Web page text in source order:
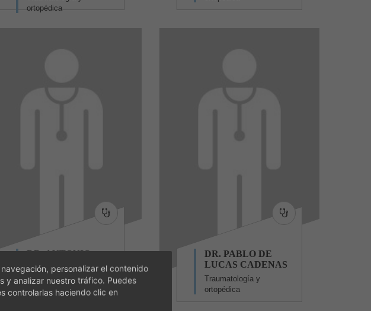
ortopédica
DR. ANTONIO
CORRAL MUNAR
Traumatología y
ortopédica
DR. PABLO DE
LUCAS CADENAS
Traumatología y
ortopédica
personalizar el contenido
y analizar nuestro tráfico. Puedes
controlarlas haciendo clic en